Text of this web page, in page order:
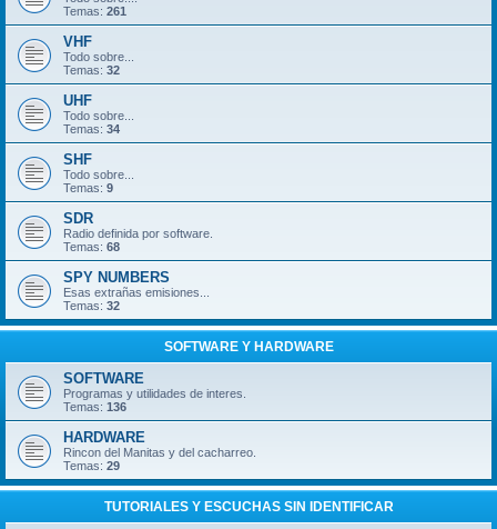
Temas: 261
VHF
Todo sobre...
Temas: 32
UHF
Todo sobre...
Temas: 34
SHF
Todo sobre...
Temas: 9
SDR
Radio definida por software.
Temas: 68
SPY NUMBERS
Esas extrañas emisiones...
Temas: 32
SOFTWARE Y HARDWARE
SOFTWARE
Programas y utilidades de interes.
Temas: 136
HARDWARE
Rincon del Manitas y del cacharreo.
Temas: 29
TUTORIALES Y ESCUCHAS SIN IDENTIFICAR